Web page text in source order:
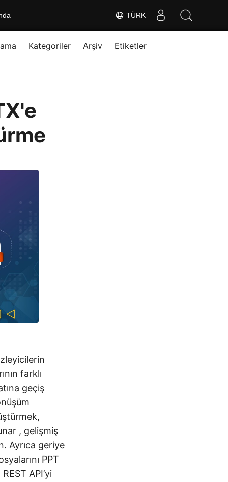
TÜRK
Kategoriler Arşiv Etiketler
farklı
geçiş
, gelişmiş
Ayrıca geriye
PPT
API’yi